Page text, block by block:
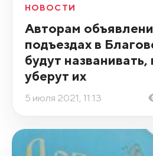
НОВОСТИ
Авторам
подъездах в
будут
уберут их
5 июля 2021, 11:13